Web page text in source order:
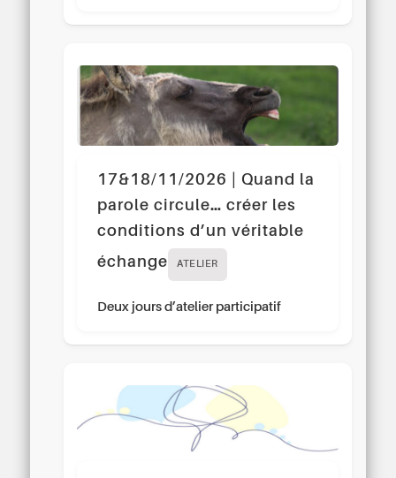
17&18/11/2026 | Quand la
parole circule… créer les
conditions d’un véritable
échange
ATELIER
Deux jours d’atelier participatif